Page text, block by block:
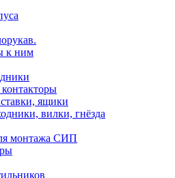
к ним
ящики
вилки, гнёзда
монтажа СИП